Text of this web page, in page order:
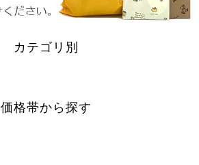
カテゴリ別
価格帯から探す